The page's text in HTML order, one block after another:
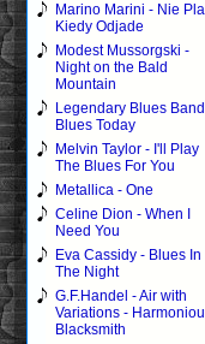
Marino Marini - Nie
Kiedy Odjade
Modest Mussorgski -
Night on the Bald
Mountain
Legendary Blues
Blues Today
Melvin Taylor - I'll Play
The Blues For You
Metallica - One
Celine Dion - When I
Need You
Eva Cassidy - Blues In
The Night
G.F.Handel - Air with
Variations -
Blacksmith